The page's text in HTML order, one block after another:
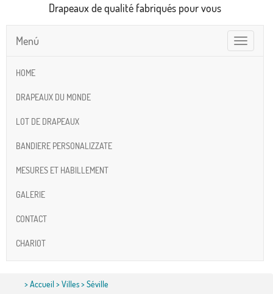
Drapeaux de qualité fabriqués pour vous
Toggle
navigation
Menú
HOME
DRAPEAUX DU MONDE
LOT DE DRAPEAUX
BANDIERE PERSONALIZZATE
MESURES ET HABILLEMENT
GALERIE
CONTACT
CHARIOT
>Accueil>Villes> Séville